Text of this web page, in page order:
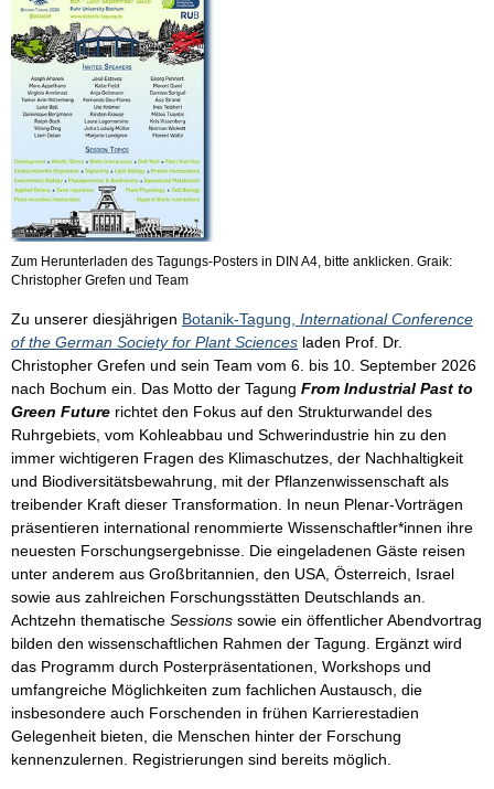
Zum Herunterladen des Tagungs-Posters in DIN A4, bitte anklicken. Graik:
Christopher Grefen und Team
Zu unserer diesjährigen Botanik-Tagung, International Conference
of the German Society for Plant Sciences laden Prof. Dr.
Christopher Grefen und sein Team vom 6. bis 10. September 2026
nach Bochum ein. Das Motto der Tagung From Industrial Past to
Green Future richtet den Fokus auf den Strukturwandel des
Ruhrgebiets, vom Kohleabbau und Schwerindustrie hin zu den
immer wichtigeren Fragen des Klimaschutzes, der Nachhaltigkeit
und Biodiversitätsbewahrung, mit der Pflanzenwissenschaft als
treibender Kraft dieser Transformation. In neun Plenar-Vorträgen
präsentieren international renommierte Wissenschaftler*innen ihre
neuesten Forschungsergebnisse. Die eingeladenen Gäste reisen
unter anderem aus Großbritannien, den USA, Österreich, Israel
sowie aus zahlreichen Forschungsstätten Deutschlands an.
Achtzehn thematische Sessions sowie ein öffentlicher Abendvortrag
bilden den wissenschaftlichen Rahmen der Tagung. Ergänzt wird
das Programm durch Posterpräsentationen, Workshops und
umfangreiche Möglichkeiten zum fachlichen Austausch, die
insbesondere auch Forschenden in frühen Karrierestadien
Gelegenheit bieten, die Menschen hinter der Forschung
kennenzulernen. Registrierungen sind bereits möglich.